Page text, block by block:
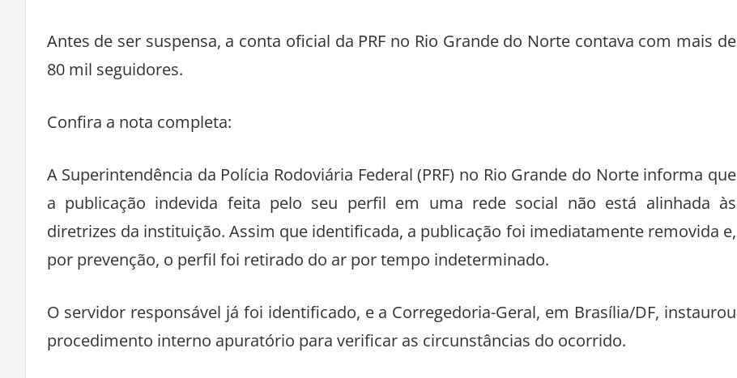
Antes de ser suspensa, a conta oficial da PRF no Rio Grande do Norte contava com mais de
80 mil seguidores.
Confira a nota completa:
A Superintendência da Polícia Rodoviária Federal (PRF) no Rio Grande do Norte informa que
a publicação indevida feita pelo seu perfil em uma rede social não está alinhada às
diretrizes da instituição. Assim que identificada, a publicação foi imediatamente removida e,
por prevenção, o perfil foi retirado do ar por tempo indeterminado.
O servidor responsável já foi identificado, e a Corregedoria-Geral, em Brasília/DF, instaurou
procedimento interno apuratório para verificar as circunstâncias do ocorrido.